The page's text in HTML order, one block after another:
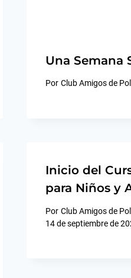
Una Semana
Por Club Amigos de
Inicio del
para Niños y
Por Club Amigos de
14 de septiembre de